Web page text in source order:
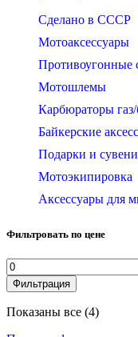
Сделано в СССР
Мотоаксессуары
Противоугонные
Мотошлемы
Карбюраторы
Байкерские
Подарки и
Мотоэкипировка
Аксессуары для
Фильтровать по цене
Минимальная
цена
Фильтрация
Показаны все (4)